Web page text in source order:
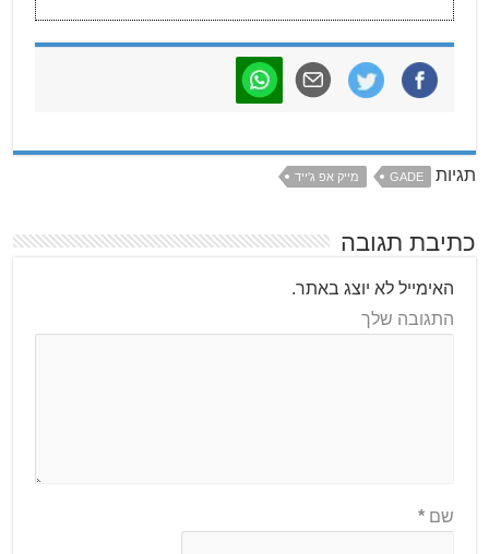
תגיות GADE מייק אפ ג'ייד
כתיבת תגובה
האימייל לא יוצג באתר.
התגובה שלך
שם*